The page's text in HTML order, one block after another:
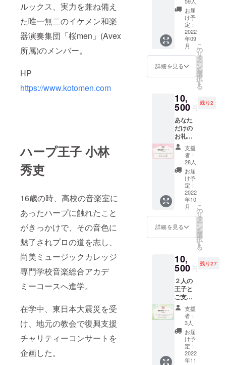
ルックス、実⼒を兼ね備え
た唯⼀無⼆のイケメン和楽
器演奏集団「桜men」(Avex
所属)のメンバー。
HP
https://www.kotomen.com
ハープ王子 小林
秀吏
16歳の時、高校の音楽室に
あったハープに触れたこと
がきっかけで、その音色に
魅了されプロの道を志し、
尚美ミュージックカレッジ
専門学校音楽総合アカデ
ミーコースへ進学。
在学中、東日本大震災を受
け、地元の教会で復興支援
チャリティーコンサートを
企画した。
ターン
につい
て』を
ご参照
くださ
いま
せ。
ロール
にお名
前記載
※備考欄
にMVク
レジッ
トの記
載名を
お書き
くださ
載がな
い場合
はお申
し込み
名を記
載させ
ていた
だきま
す。
※CDと
直筆サ
イン
カード
は郵送
いたし
ます。
備考欄
須にな
りま
す。
お届
け予
定：
2022
年09
月
詳細を見る
こ
の
リ
タ
ー
ン
を
選
択
す
る
10,
500 円
残り2
あなた
だけの
お礼動
画、プ
リンス
２人の
チェキ
１枚 |
CD１
枚、直
筆サイ
ンカー
ド、MV
エンド
ロール
にお名
※備考欄
に「MV
クレ
ジット
の記載
名」と
「お礼
動画で
呼んで
ほしい
お名
前」を
お書き
くださ
支援
者：
28人
お届
け予
定：
2022
年10
月
詳細を見る
こ
の
リ
タ
ー
ン
を
選
択
す
る
10,
500 円
残り27
２人の
王子と
ご支援
者のあ
なただ
けの3人
による
３分間
ビデオ
トー
ク、プ
支援
者：
3人
お届
け予
定：
2022
年11